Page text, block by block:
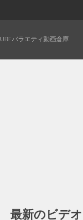
バラエティ動画倉庫
最新のビデオ